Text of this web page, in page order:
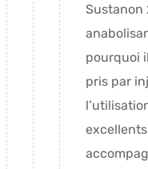
Sustanon
pourquoi
pris par